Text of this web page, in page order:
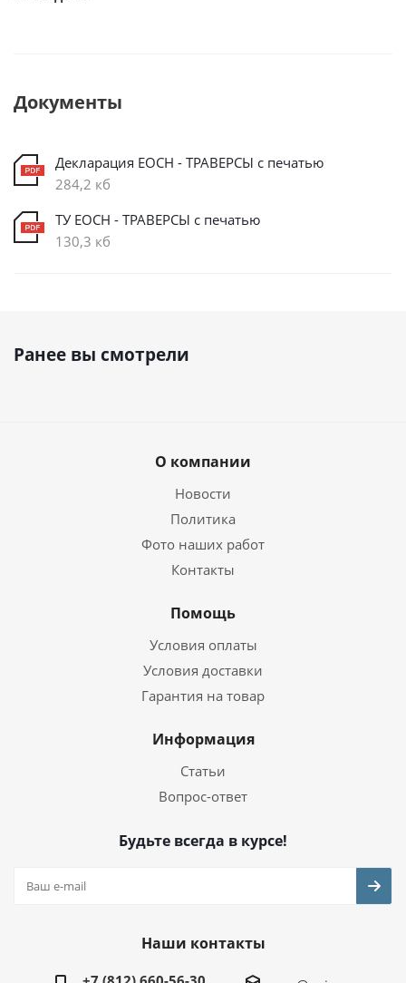
Документы
Декларация ЕОСН - ТРАВЕРСЫ с печатью
284,2 кб
ТУ ЕОСН - ТРАВЕРСЫ с печатью
130,3 кб
Ранее вы смотрели
О компании
Новости
Политика
Фото наших работ
Контакты
Помощь
Условия оплаты
Условия доставки
Гарантия на товар
Информация
Статьи
Вопрос-ответ
Будьте всегда в курсе!
Наши контакты